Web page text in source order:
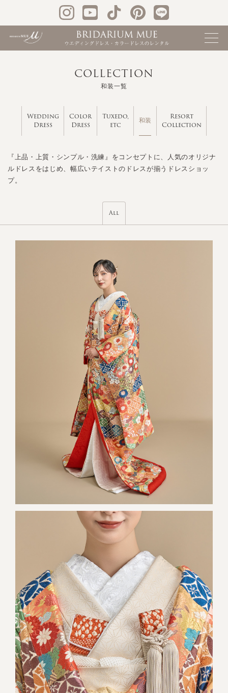
COLLECTION
和装一覧
Wedding
Dress
Color
Dress
Tuxedo,
etc
和装
Resort
Collection
『上品・上質・シンプル・洗練』をコンセプトに、人気のオリジナ
ルドレスをはじめ、幅広いテイストのドレスが揃うドレスショッ
プ。
All